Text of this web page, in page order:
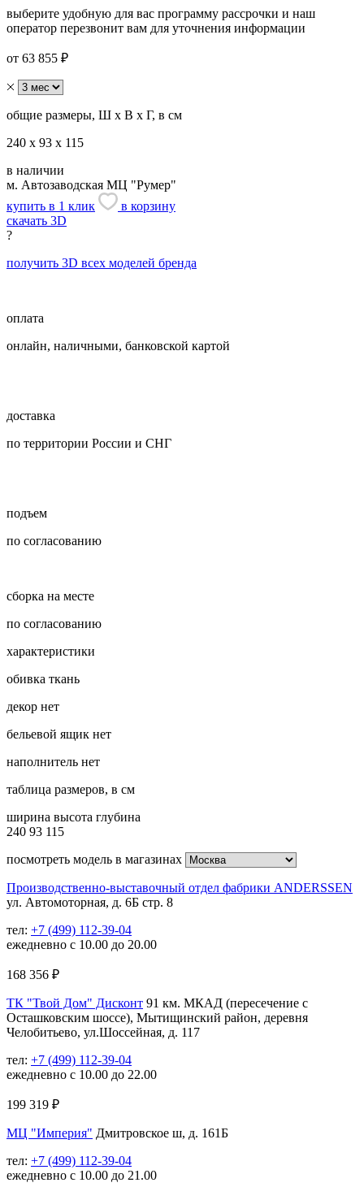
выберите удобную для вас программу рассрочки и наш
оператор перезвонит вам для уточнения информации
от 63 855 ₽
общие размеры, Ш х В х Г, в см
240 х 93 х 115
в наличии
м. Автозаводская МЦ "Румер"
купить в 1 клик
в корзину
скачать 3D
?
получить 3D всех моделей бренда
оплата
онлайн, наличными, банковской картой
доставка
по территории России и СНГ
подъем
по согласованию
сборка на месте
по согласованию
характеристики
обивка ткань
декор нет
бельевой ящик нет
наполнитель нет
таблица размеров, в см
ширина высота глубина
240 93 115
посмотреть модель в магазинах
Производственно-выставочный отдел фабрики ANDERSSEN
ул. Автомоторная, д. 6Б стр. 8
тел: +7 (499) 112-39-04
ежедневно с 10.00 до 20.00
168 356 ₽
ТК "Твой Дом" Дисконт 91 км. МКАД (пересечение с
Осташковским шоссе), Мытищинский район, деревня
Челобитьево, ул.Шоссейная, д. 117
тел: +7 (499) 112-39-04
ежедневно с 10.00 до 22.00
199 319 ₽
МЦ "Империя" Дмитровское ш, д. 161Б
тел: +7 (499) 112-39-04
ежедневно с 10.00 до 21.00